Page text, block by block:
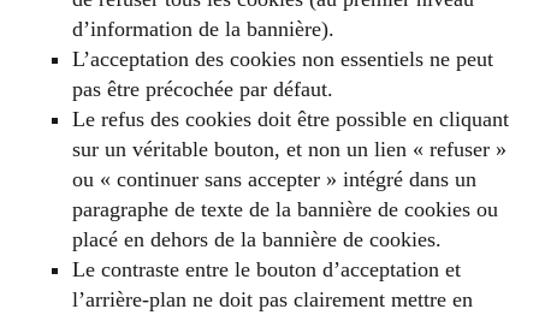
d’information de la bannière).
L’acceptation des cookies non essentiels ne peut
pas être précochée par défaut.
Le refus des cookies doit être possible en cliquant
sur un véritable bouton, et non un lien « refuser »
ou « continuer sans accepter » intégré dans un
paragraphe de texte de la bannière de cookies ou
placé en dehors de la bannière de cookies.
Le contraste entre le bouton d’acceptation et
l’arrière-plan ne doit pas clairement mettre en